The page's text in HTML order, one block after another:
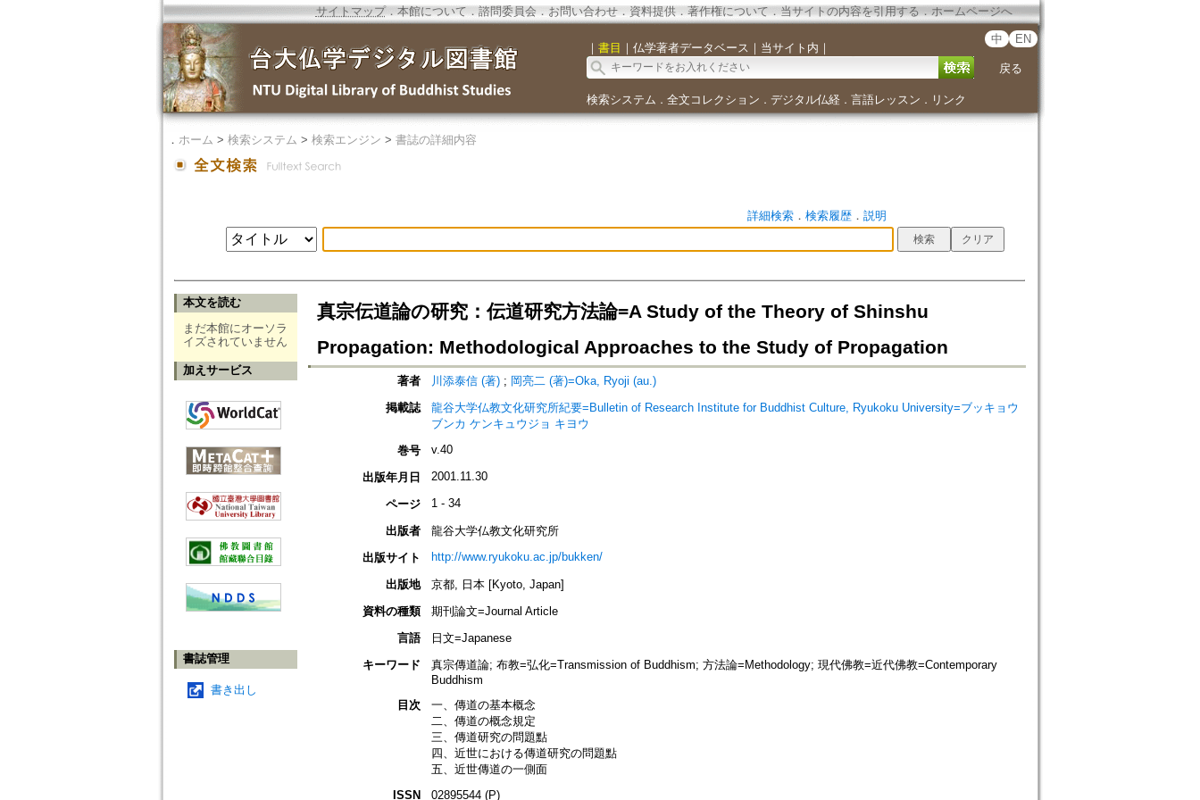
サイトマップ．本館について ． 諮問委員会． お問い合わせ． 資料提供． 著作権について．当サイトの内容を引用する ． ホームページへ
｜ 書目 ｜ 仏学著者データベース ｜ 当サイト内 ｜
中 EN
戻る
検索システム ． 全文コレクション ． デジタル仏経． 言語レッスン ． リンク
． ホーム > 検索システム > 検索エンジン > 書誌の詳細内容
詳細検索． 検索履歴． 説明
本文を読む
まだ本館にオーソラ
イズされていません
加えサービス
書誌管理
書き出し
真宗伝道論の研究：伝道研究方法論=A Study of the Theory of Shinshu
Propagation: Methodological Approaches to the Study of Propagation
著者 川添泰信 (著); 岡亮二 (著)=Oka, Ryoji (au.)
掲載誌
龍谷大学仏教文化研究所紀要=Bulletin of Research Institute for Buddhist Culture, Ryukoku University=ブッキョウ
ブンカ ケンキュウジョ キヨウ
巻号
v.40
出版年月日 2001.11.30
ページ 1 - 34
出版者
龍谷大学仏教文化研究所
出版サイト
http://www.ryukoku.ac.jp/bukken/
出版地
京都, 日本 [Kyoto, Japan]
資料の種類
期刊論文=Journal Article
言語
日文=Japanese
キーワード
真宗傳道論; 布教=弘化=Transmission of Buddhism; 方法論=Methodology; 現代佛教=近代佛教=Contemporary
Buddhism
目次
一、傳道の基本概念
二、傳道の概念規定
三、傳道研究の問題點
四、近世における傳道研究の問題點
五、近世傳道の一側面
ISSN
02895544 (P)